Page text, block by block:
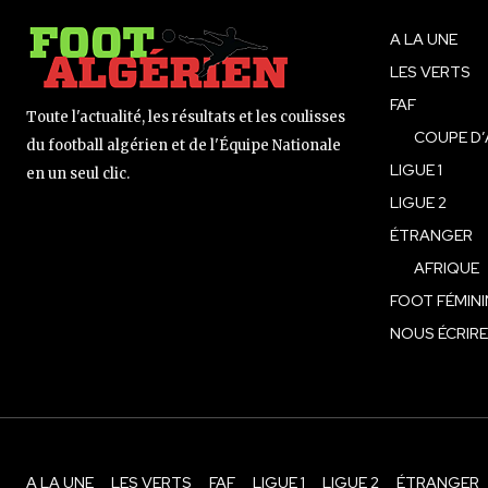
Toute l'actualité, les résultats et les coulisses
du football algérien et de l'Équipe Nationale
en un seul clic.
A LA UNE
LES VERTS
FAF
COUPE
LIGUE 1
LIGUE 2
ÉTRANGER
AFRIQUE
FOOT
NOUS ÉCRIRE
A LA UNE LES VERTS FAF LIGUE 1 LIGUE 2 ÉTRANGER